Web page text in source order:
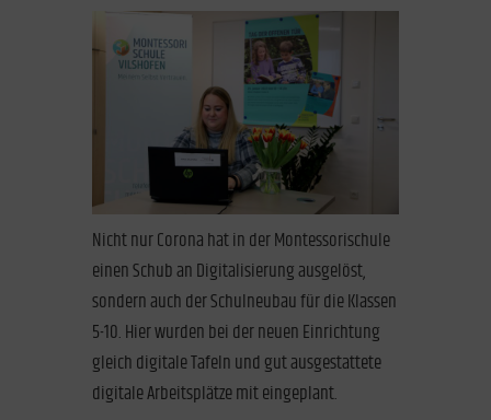
Nicht nur Corona hat in der Montessorischule
einen Schub an Digitalisierung ausgelöst,
sondern auch der Schulneubau für die Klassen
5-10. Hier wurden bei der neuen Einrichtung
gleich digitale Tafeln und gut ausgestattete
digitale Arbeitsplätze mit eingeplant.